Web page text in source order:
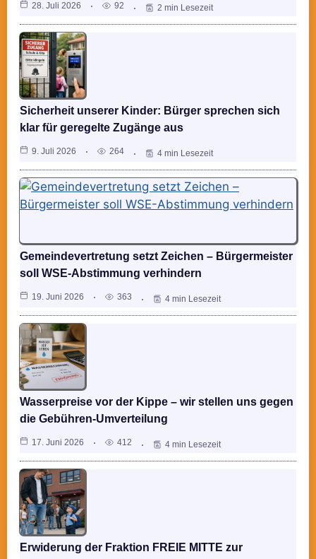
28. Juli 2026 92 2 min Lesezeit
Sicherheit unserer Kinder: Bürger sprechen sich
klar für geregelte Zugänge aus
9. Juli 2026 264 4 min Lesezeit
Gemeindevertretung setzt Zeichen – Bürgermeister
soll WSE-Abstimmung verhindern
19. Juni 2026 363 4 min Lesezeit
Wasserpreise vor der Kippe – wir stellen uns gegen
die Gebühren-Umverteilung
17. Juni 2026 412 4 min Lesezeit
Erwiderung der Fraktion FREIE MITTE zur